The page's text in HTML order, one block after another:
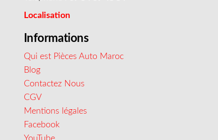
Localisation
Informations
Qui est Pièces Auto Maroc
Blog
Contactez Nous
CGV
Mentions légales
Facebook